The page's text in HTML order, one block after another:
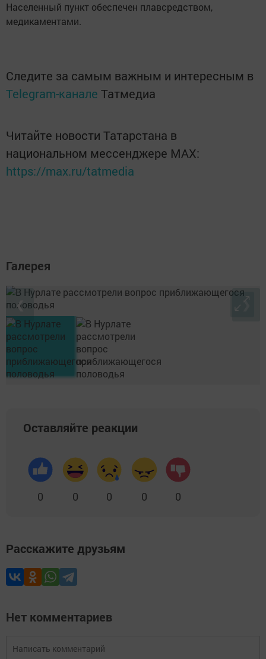
Населенный пункт обеспечен плавсредством,
медикаментами.
Следите за самым важным и интересным в
Telegram-канале Татмедиа
Читайте новости Татарстана в
национальном мессенджере MАХ:
https://max.ru/tatmedia
Галерея
❮ ❯
Оставляйте реакции
0 0 0 0 0
Расскажите друзьям
Нет комментариев